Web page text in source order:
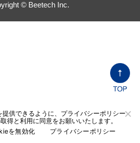
© Beetech Inc.
供できるように、プライバシーポリシー
得と利用に同意をお願いいたします。
を無効化 プライバシーポリシー